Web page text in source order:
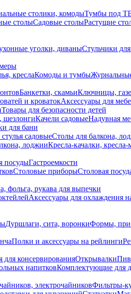
столики, комодыТумбы под
столыСадовые столыРастущие
уголки, диваныСтульчики
креслаКомоды и тумбы
Банкетки, скамьиКлючницы,
и кроватокАксессуары для
Товары для безопасности детей
шезлонгиКачели садовыеНадувная
для бани
садовыеСтолы для балкона,
лоджииКресла-качалки, кресла-
посудыГастроемкости
Столовые приборыСтоловая
фольга, рукава для выпечки
Аксессуары для охлаждения
Дуршлаги, сита, воронкиФормы,
Полки и аксессуары на рейлинги
для консервированияОткрывалки
напитковКомплектующие для
электрочайниковФильтры-